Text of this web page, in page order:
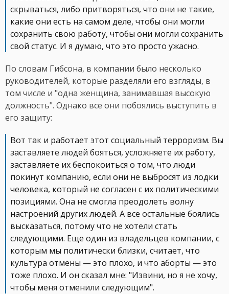
скрываться, либо притворяться, что они не такие,
какие они есть на самом деле, чтобы они могли
сохранить свою работу, чтобы они могли сохранить
свой статус. И я думаю, что это просто ужасно.
По словам Гибсона, в компании было несколько
руководителей, которые разделяли его взгляды, в
том числе и "одна женщина, занимавшая высокую
должность". Однако все они побоялись выступить в
его защиту:
Вот так и работает этот социальный терроризм. Вы
заставляете людей бояться, усложняете их работу,
заставляете их беспокоиться о том, что люди
покинут компанию, если они не выбросят из лодки
человека, который не согласен с их политическими
позициями. Она не смогла преодолеть волну
настроений других людей. А все остальные боялись
высказаться, потому что не хотели стать
следующими. Еще один из владельцев компании, с
которым мы политически близки, считает, что
культура отмены — это плохо, и что аборты — это
тоже плохо. И он сказал мне: "Извини, но я не хочу,
чтобы меня отменили следующим".